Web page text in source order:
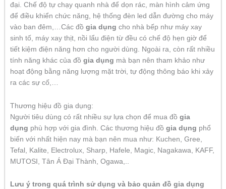
đại. Chế độ tự chạy quanh nhà để dọn rác, màn hình cảm ứng
để điều khiển chức năng, hệ thống đèn led dẫn đường cho máy
vào ban đêm,…Các đồ gia dụng cho nhà bếp như máy xay
sinh tố, máy xay thịt, nồi lẩu điện từ đều có chế độ hẹn giờ để
tiết kiệm điện năng hơn cho người dùng. Ngoài ra, còn rất nhiều
tính năng khác của đồ gia dụng mà bạn nên tham khảo như
hoạt động bằng năng lượng mặt trời, tự động thông báo khi xảy
ra các sự cố,…
Thương hiệu đồ gia dụng:
Người tiêu dùng có rất nhiều sự lựa chọn để mua đồ gia
dụng phù hợp với gia đình. Các thương hiệu đồ gia dụng phổ
biến với nhất hiện nay mà bạn nên mua như: Kuchen, Gree,
Tefal, Kalite, Electrolux, Sharp, Hafele, Magic, Nagakawa, KAFF,
MUTOSI, Tân Á Đại Thành, Ogawa,..
Lưu ý trong quá trình sử dụng và bảo quản đồ gia dụng